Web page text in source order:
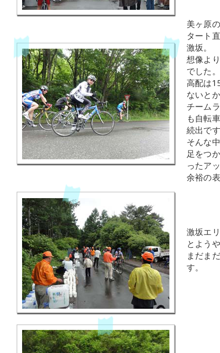
美ヶ原
タート
激坂。
想像よ
でした
高配は
ないと
チーム
も自転
続出で
そんな
足をつ
ったア
余裕の
激坂エ
とよう
まだま
す。